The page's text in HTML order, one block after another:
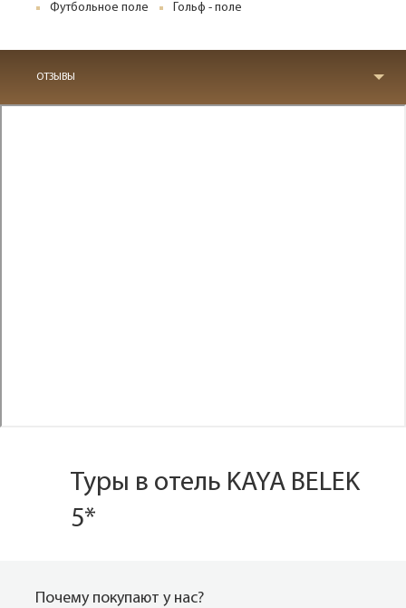
Футбольное поле
Гольф - поле
ОТЗЫВЫ
Туры в отель KAYA BELEK
5*
Почему покупают у нас?